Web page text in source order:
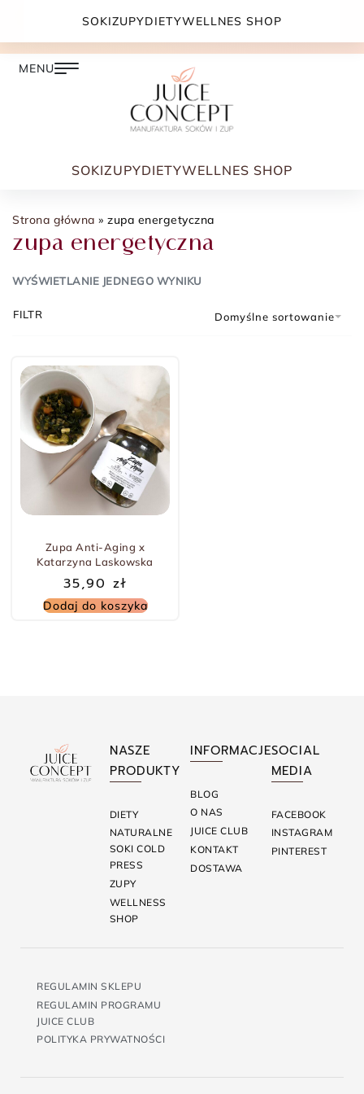
DARMOWA DOSTAWA PRZY ZAMÓWIENIU JUŻ OD
SOKIZUPYDIETYWELLNES SHOP
Strona główna » zupa energetyczna
zupa energetyczna
WYŚWIETLANIE JEDNEGO WYNIKU
Domyślne sortowanie
FILTR
Zupa Anti-Aging x
Katarzyna Laskowska
35,90 zł
Dodaj do koszyka
NASZE
PRODUKTY
DIETY
NATURALNE
SOKI COLD
PRESS
ZUPY
WELLNESS
SHOP
INFORMACJE
BLOG
O NAS
JUICE CLUB
KONTAKT
DOSTAWA
SOCIAL
MEDIA
FACEBOOK
INSTAGRAM
PINTEREST
REGULAMIN SKLEPU
REGULAMIN PROGRAMU
JUICE CLUB
POLITYKA PRYWATNOŚCI
SOKIZUPYDIETYWELLNES SHOP